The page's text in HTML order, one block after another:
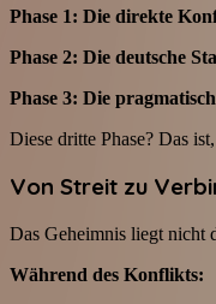
Phase 1: Die direkte
Phase 2: Die deutsche
Phase 3: Die
Diese dritte Phase? Das
Von Streit zu
Das Geheimnis liegt nicht
Während des Konflikts: